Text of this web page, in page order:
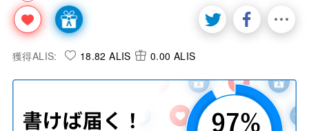
獲得ALIS: 18.82 ALIS 0.00 ALIS